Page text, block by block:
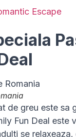
Escape
de greu este sa
Fun Deal este
se